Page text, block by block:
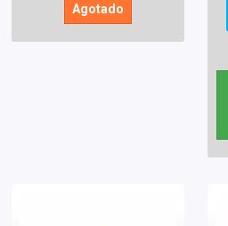
Agotado